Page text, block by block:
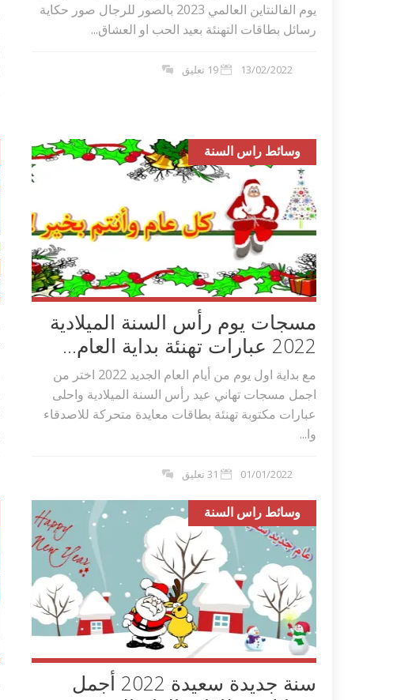
يوم الفالنتاين العالمي 2023 بالصور للرجال صور حكاية
رسائل بطاقات التهنئة بعيد الحب او العشاق...
13/02/2022 19 تعليق
وسائط راس السنة
مسجات يوم رأس السنة الميلادية
2022 عبارات تهنئة بداية العام...
مع بداية اول يوم من أيام العام الجديد 2022 اختر من
اجمل مسجات تهاني عيد رأس السنة الميلادية واحلى
عبارات مكتوبة تهنئة بطاقات معايدة متحركة للاصدقاء
وا...
01/01/2022 31 تعليق
وسائط راس السنة
سنة جديدة سعيدة 2022 أجمل